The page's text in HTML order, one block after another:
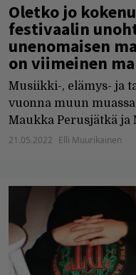
Oletko jo
festivaalin
unenomaisen
on viimeinen
Musiikki-, elämys- ja
vuonna muun
Maukka Perusjätkä ja
21.05.2022 Elli Muurikainen